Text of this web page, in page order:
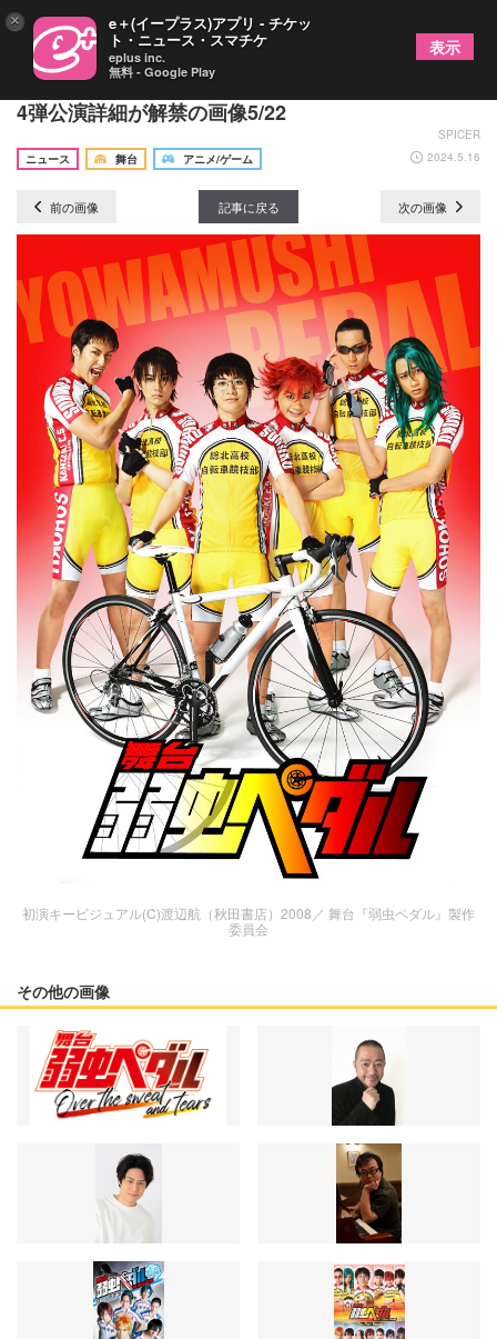
「ペダステ」シリーズ最終公演へ、新シリーズの第
4弾公演詳細が解禁の画像5/22
SPICER
ニュース
舞台 アニメ/ゲーム 2024.5.16
前の画像 記事に戻る 次の画像
初演キービジュアル(C)渡辺航（秋田書店）2008／ 舞台『弱虫ペダル』製作
委員会
その他の画像
× e＋(イープラス)アプリ - チケッ
ト・ニュース・スマチケ
eplus inc.
無料 - Google Play
表示